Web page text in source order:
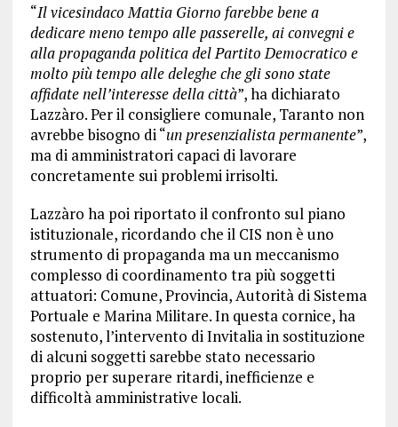
“Il vicesindaco Mattia Giorno farebbe bene a
dedicare meno tempo alle passerelle, ai convegni e
alla propaganda politica del Partito Democratico e
molto più tempo alle deleghe che gli sono state
affidate nell’interesse della città”, ha dichiarato
Lazzàro. Per il consigliere comunale, Taranto non
avrebbe bisogno di “un presenzialista permanente”,
ma di amministratori capaci di lavorare
concretamente sui problemi irrisolti.
Lazzàro ha poi riportato il confronto sul piano
istituzionale, ricordando che il CIS non è uno
strumento di propaganda ma un meccanismo
complesso di coordinamento tra più soggetti
attuatori: Comune, Provincia, Autorità di Sistema
Portuale e Marina Militare. In questa cornice, ha
sostenuto, l’intervento di Invitalia in sostituzione
di alcuni soggetti sarebbe stato necessario
proprio per superare ritardi, inefficienze e
difficoltà amministrative locali.